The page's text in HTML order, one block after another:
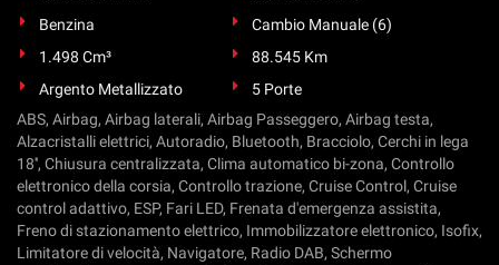
Benzina
Cambio Manuale (6)
1.498 Cm³
88.545 Km
Argento Metallizzato
5 Porte
ABS, Airbag, Airbag laterali, Airbag Passeggero, Airbag testa,
Alzacristalli elettrici, Autoradio, Bluetooth, Bracciolo, Cerchi in lega
18'', Chiusura centralizzata, Clima automatico bi-zona, Controllo
elettronico della corsia, Controllo trazione, Cruise Control, Cruise
control adattivo, ESP, Fari LED, Frenata d'emergenza assistita,
Freno di stazionamento elettrico, Immobilizzatore elettronico, Isofix,
Limitatore di velocità, Navigatore, Radio DAB, Schermo